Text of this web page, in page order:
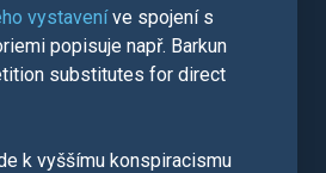
vystaveníve spojení s
popisuje např. Barkun
substitutes for direct
k vyššímu konspiracismu